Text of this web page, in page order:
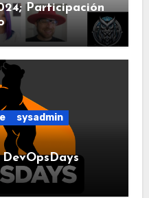
Participación
sysadmin